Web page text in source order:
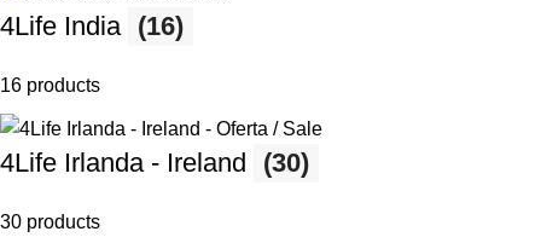
4Life India (16)
16 products
4Life Irlanda - Ireland (30)
30 products